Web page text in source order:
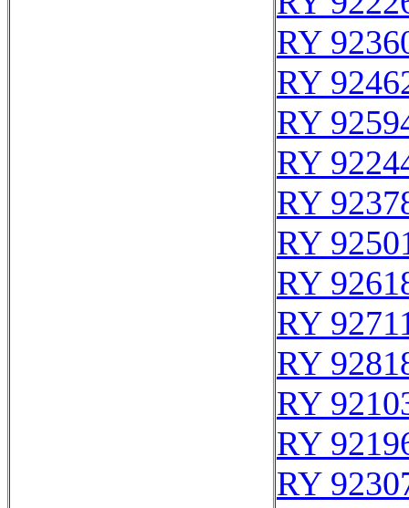
RY
RY
RY
RY
RY
RY
RY
RY
RY
RY
RY
RY